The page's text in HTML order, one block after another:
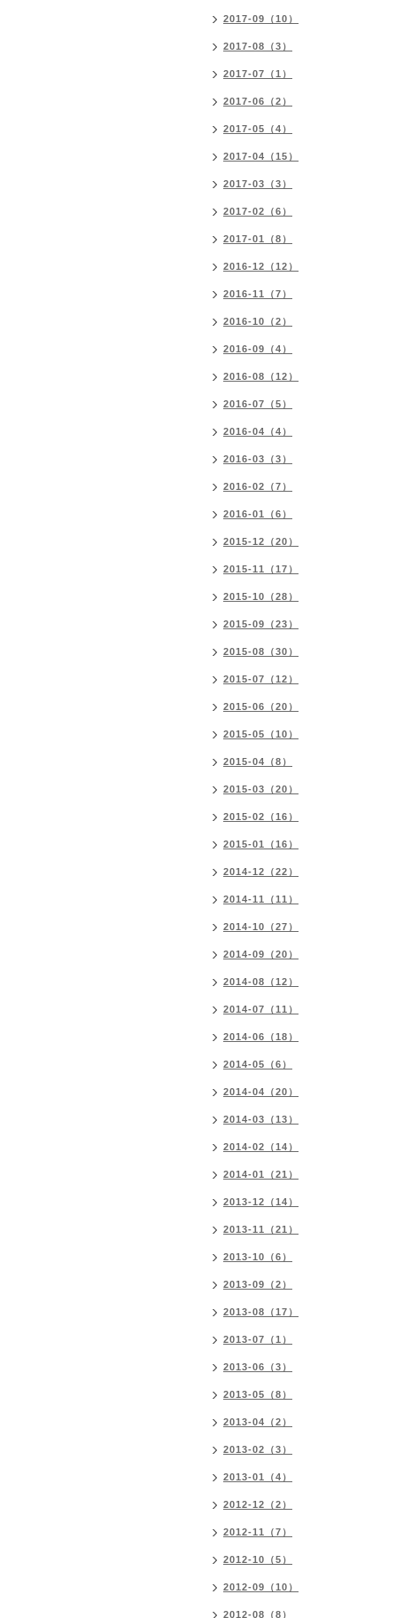
2017-09（10）
2017-08（3）
2017-07（1）
2017-06（2）
2017-05（4）
2017-04（15）
2017-03（3）
2017-02（6）
2017-01（8）
2016-12（12）
2016-11（7）
2016-10（2）
2016-09（4）
2016-08（12）
2016-07（5）
2016-04（4）
2016-03（3）
2016-02（7）
2016-01（6）
2015-12（20）
2015-11（17）
2015-10（28）
2015-09（23）
2015-08（30）
2015-07（12）
2015-06（20）
2015-05（10）
2015-04（8）
2015-03（20）
2015-02（16）
2015-01（16）
2014-12（22）
2014-11（11）
2014-10（27）
2014-09（20）
2014-08（12）
2014-07（11）
2014-06（18）
2014-05（6）
2014-04（20）
2014-03（13）
2014-02（14）
2014-01（21）
2013-12（14）
2013-11（21）
2013-10（6）
2013-09（2）
2013-08（17）
2013-07（1）
2013-06（3）
2013-05（8）
2013-04（2）
2013-02（3）
2013-01（4）
2012-12（2）
2012-11（7）
2012-10（5）
2012-09（10）
2012-08（8）